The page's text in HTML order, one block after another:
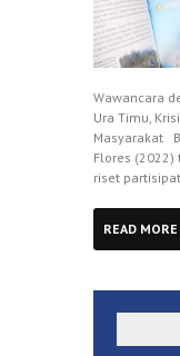
Wawancara
Ura Timu,
Masyarakat
Flores (2022)
riset
READ MORE